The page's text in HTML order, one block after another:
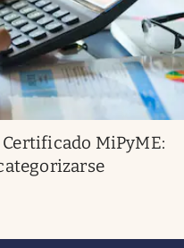
Certificado MiPyME: